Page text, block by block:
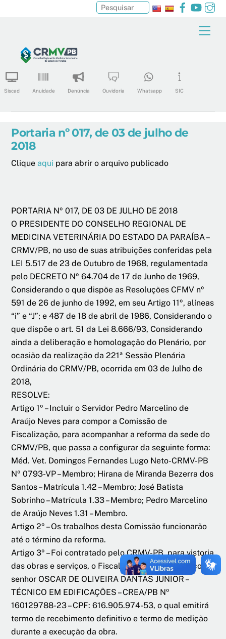
content
Facebook
Siscad Anuidade Denúncia Ouvidoria Whatsapp SIC
Pesquisar
Portaria nº 017, de 03 de julho de
2018
Clique aqui para abrir o arquivo publicado
PORTARIA Nº 017, DE 03 DE JULHO DE 2018
O PRESIDENTE DO CONSELHO REGIONAL DE
MEDICINA VETERINÁRIA DO ESTADO DA PARAÍBA –
CRMV/PB, no uso de suas atribuições conferidas pela
LEI 5.517 de 23 de Outubro de 1968, regulamentada
pelo DECRETO Nº 64.704 de 17 de Junho de 1969,
Considerando o que dispõe as Resoluções CFMV nº
591 de 26 de junho de 1992, em seu Artigo 11º, alíneas
“i” e “J”; e 487 de 18 de abril de 1986, Considerando o
que dispõe o art. 51 da Lei 8.666/93, Considerando
ainda a deliberação e homologação do Plenário, por
ocasião da realização da 221ª Sessão Plenária
Ordinária do CRMV/PB, ocorrida em 03 de Julho de
2018,
RESOLVE:
Artigo 1º – Incluir o Servidor Pedro Marcelino de
Araújo Neves para compor a Comissão de
Fiscalização, para acompanhar a reforma da sede do
CRMV/PB, que passa a configurar da seguinte forma:
Méd. Vet. Domingos Fernandes Lugo Neto-CRMV-PB
Nº 0793-VP – Membro; Hirana de Miranda Bezerra dos
Santos – Matrícula 1.42 – Membro; José Batista
Sobrinho – Matrícula 1.33 – Membro; Pedro Marcelino
de Araújo Neves 1.31 – Membro.
Artigo 2º – Os trabalhos desta Comissão funcionarão
até o término da reforma.
Artigo 3º – Foi contratado pelo CRMV-PB, para vistoria
das obras e serviços, o Fiscal Responsável Técnico,
senhor OSCAR DE OLIVEIRA DANTAS JUNIOR –
TÉCNICO EM EDIFICAÇÕES – CREA/PB Nº
160129788-23 – CPF: 616.905.974-53, o qual emitirá
termo de recebimento definitivo e termo de medição
durante a execução da obra.